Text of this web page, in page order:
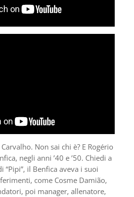
Non sai chi è? E Rogério
negli anni ’40 e ’50. Chiedi a
il Benfica aveva i suoi
come Cosme Damião,
poi manager, allenatore,